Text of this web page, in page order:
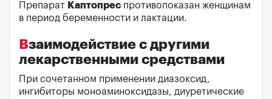
Препарат Каптопрес противопоказан женщинам
в период беременности и лактации.
Взаимодействие с другими
лекарственными средствами
При сочетанном применении диазоксид,
ингибиторы моноаминоксидазы, диуретические